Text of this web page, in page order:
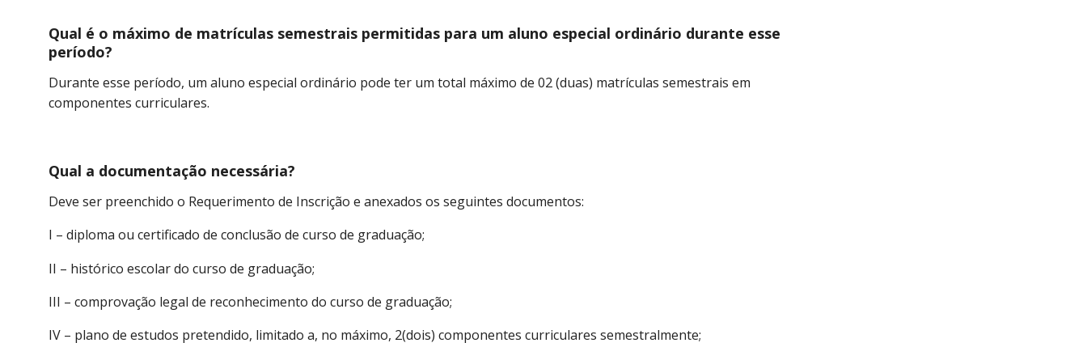
Qual é o máximo de matrículas semestrais permitidas para um aluno especial ordinário durante esse
período?
Durante esse período, um aluno especial ordinário pode ter um total máximo de 02 (duas) matrículas semestrais em
componentes curriculares.
Qual a documentação necessária?
Deve ser preenchido o Requerimento de Inscrição e anexados os seguintes documentos:
I – diploma ou certificado de conclusão de curso de graduação;
II – histórico escolar do curso de graduação;
III – comprovação legal de reconhecimento do curso de graduação;
IV – plano de estudos pretendido, limitado a, no máximo, 2(dois) componentes curriculares semestralmente;